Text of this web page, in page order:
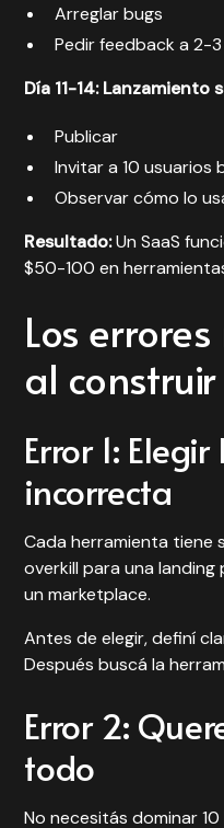
Arreglar bugs
Pedir feedback a 2-
Día 11-14: Lanzamiento
Publicar
Invitar a 10 usuarios
Observar cómo lo
Resultado:Un SaaS
$50-100 en
Los
al
Error 1:
incorrecta
Cada herramienta tiene
overkill para una
un marketplace.
Antes de elegir, definí
Después buscá la
Error 2:
todo
No necesitás dominar